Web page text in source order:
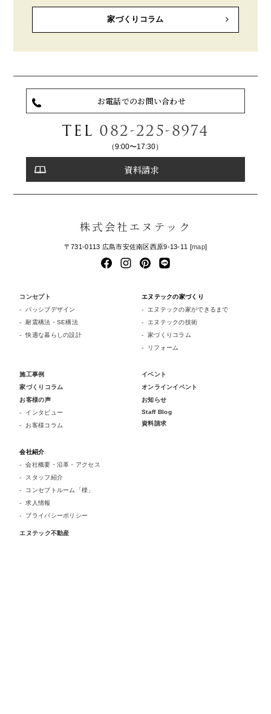
家づくりコラム
お電話でのお問い合わせ
TEL 082-225-8974
（9:00〜17:30）
資料請求
株式会社エヌテック
〒731-0113 広島市安佐南区西原9-13-11 [map]
コンセプト
パッシブデザイン
耐震構法・SE構法
快適な暮らしの設計
エヌテックの家づくり
エヌテックの家ができるまで
エヌテックの技術
家づくりコラム
リフォーム
施工事例
家づくりコラム
お客様の声
インタビュー
お客様コラム
イベント
オンラインイベント
お知らせ
Staff Blog
資料請求
会社紹介
会社概要・沿革・アクセス
スタッフ紹介
コンセプトルーム「檪」
求人情報
プライバシーポリシー
エヌテック不動産